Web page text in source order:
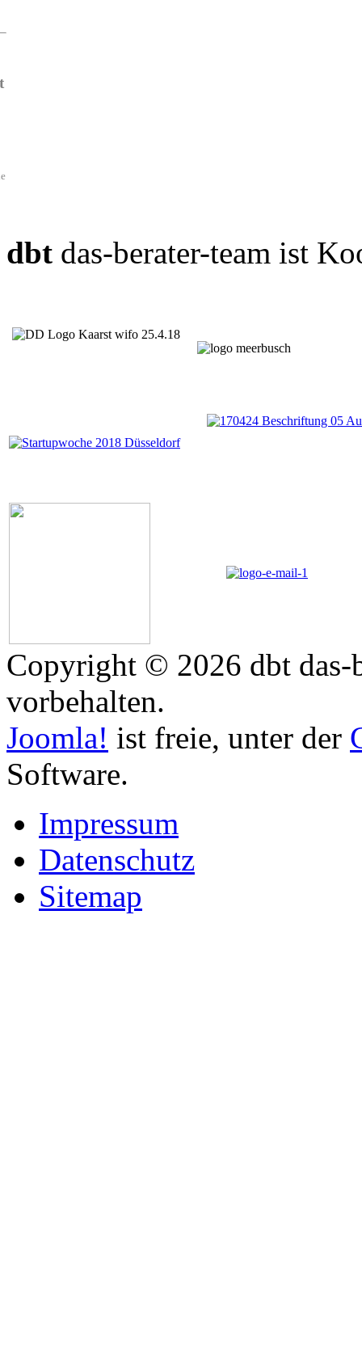
dbt das-berater-team ist
Copyright © 2026 dbt das-
vorbehalten.
Joomla! ist freie, unter der
Software.
Impressum
Datenschutz
Sitemap